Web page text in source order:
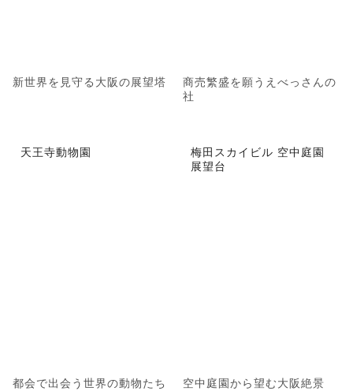
新世界を見守る大阪の展望塔
商売繁盛を願うえべっさんの
社
天王寺動物園
都会で出会う世界の動物たち
梅田スカイビル 空中庭園
展望台
空中庭園から望む大阪絶景